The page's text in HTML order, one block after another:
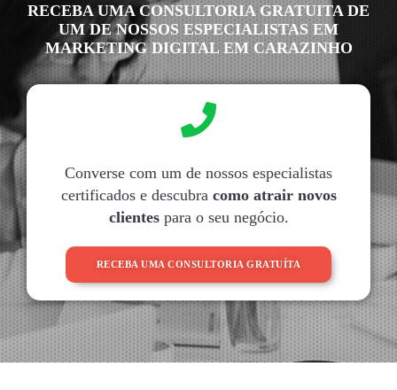
RECEBA UMA CONSULTORIA GRATUITA DE
UM DE NOSSOS ESPECIALISTAS EM
MARKETING DIGITAL EM CARAZINHO
Converse com um de nossos especialistas
certificados e descubra como atrair novos
clientespara o seu negócio.
RECEBA UMA CONSULTORIA GRATUÍTA